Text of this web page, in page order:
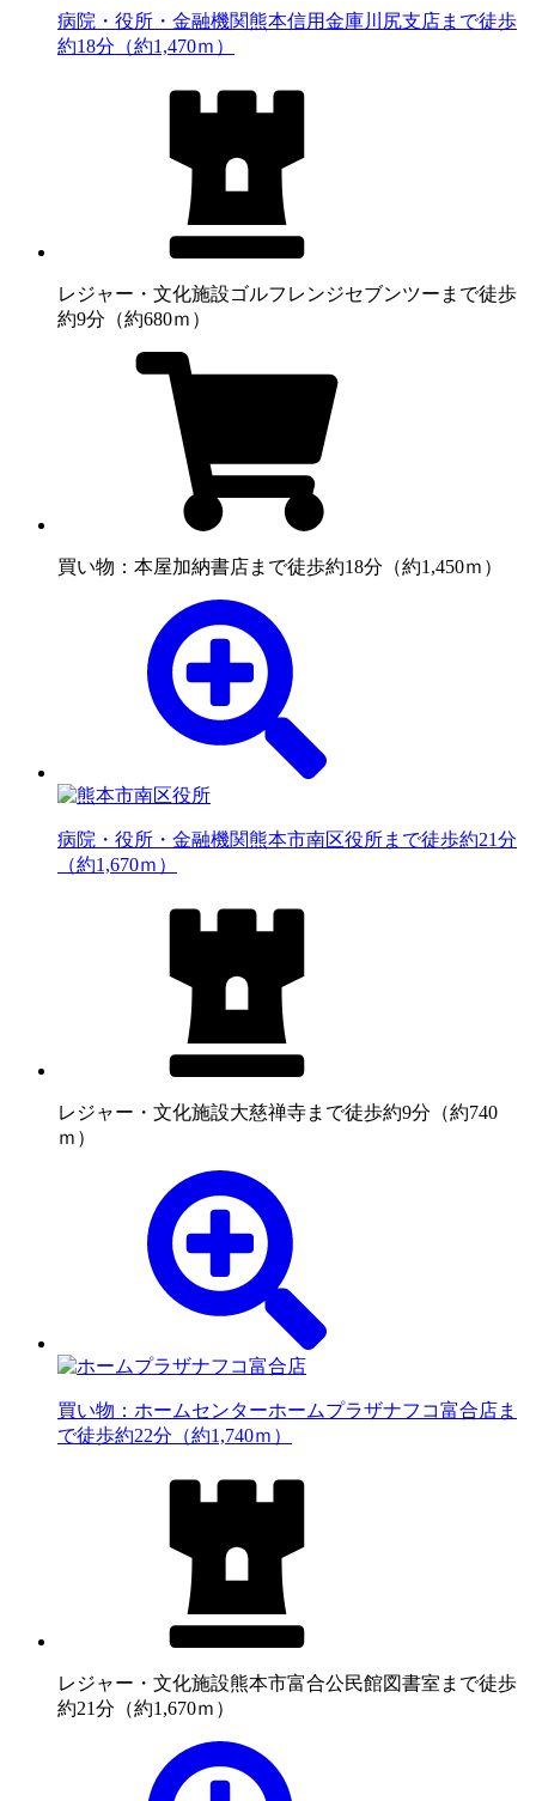
病院・役所・金融機関熊本信用金庫川尻支店まで徒歩
約18分（約1,470ｍ）
レジャー・文化施設ゴルフレンジセブンツーまで徒歩
約9分（約680ｍ）
買い物：本屋加納書店まで徒歩約18分（約1,450ｍ）
病院・役所・金融機関熊本市南区役所まで徒歩約21分
（約1,670ｍ）
レジャー・文化施設大慈禅寺まで徒歩約9分（約740
ｍ）
買い物：ホームセンターホームプラザナフコ富合店ま
で徒歩約22分（約1,740ｍ）
レジャー・文化施設熊本市富合公民館図書室まで徒歩
約21分（約1,670ｍ）